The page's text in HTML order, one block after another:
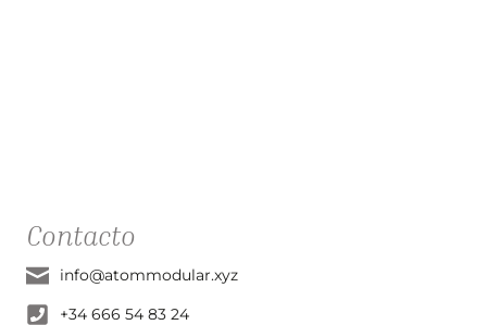
Contacto
info@atommodular.xyz
+34 666 54 83 24